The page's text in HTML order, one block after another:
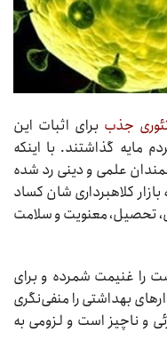
جذب برای اثبات این
مایه گذاشتند. با اینکه
علمی و دینی رد شده
کلاهبرداری شان کساد
تحصیل، معنویت و سلامت
را غنیمت شمرده و برای
بهداشتی را منفی‌نگری
و ناچیز است و لزومی به